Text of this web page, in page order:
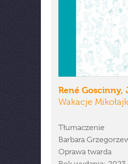
René Goscinny,
Wakacje
Tłumaczenie
Barbara
Oprawa twarda